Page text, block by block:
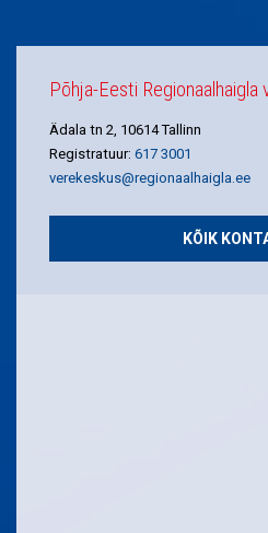
Põhja-Eesti Regionaalhaigla
Ädala tn 2, 10614 Tallinn
Registratuur: 617 3001
verekeskus@regionaalhaigla.ee
KÕIK